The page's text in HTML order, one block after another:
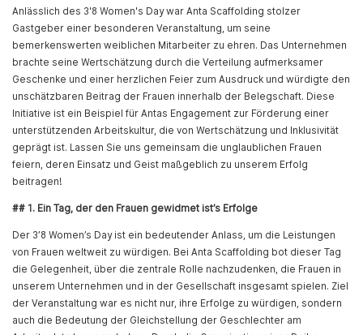
Anlässlich des 3'8 Women's Day war Anta Scaffolding stolzer
Gastgeber einer besonderen Veranstaltung, um seine
bemerkenswerten weiblichen Mitarbeiter zu ehren. Das Unternehmen
brachte seine Wertschätzung durch die Verteilung aufmerksamer
Geschenke und einer herzlichen Feier zum Ausdruck und würdigte den
unschätzbaren Beitrag der Frauen innerhalb der Belegschaft. Diese
Initiative ist ein Beispiel für Antas Engagement zur Förderung einer
unterstützenden Arbeitskultur, die von Wertschätzung und Inklusivität
geprägt ist. Lassen Sie uns gemeinsam die unglaublichen Frauen
feiern, deren Einsatz und Geist maßgeblich zu unserem Erfolg
beitragen!
## 1. Ein Tag, der den Frauen gewidmet ist’s Erfolge
Der 3’8 Women’s Day ist ein bedeutender Anlass, um die Leistungen
von Frauen weltweit zu würdigen. Bei Anta Scaffolding bot dieser Tag
die Gelegenheit, über die zentrale Rolle nachzudenken, die Frauen in
unserem Unternehmen und in der Gesellschaft insgesamt spielen. Ziel
der Veranstaltung war es nicht nur, ihre Erfolge zu würdigen, sondern
auch die Bedeutung der Gleichstellung der Geschlechter am